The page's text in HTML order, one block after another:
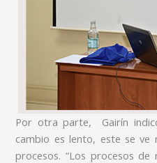
Por otra parte, Gairín
cambio es lento, este se
procesos. “Los procesos